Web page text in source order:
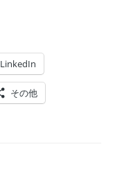
LinkedIn
その他